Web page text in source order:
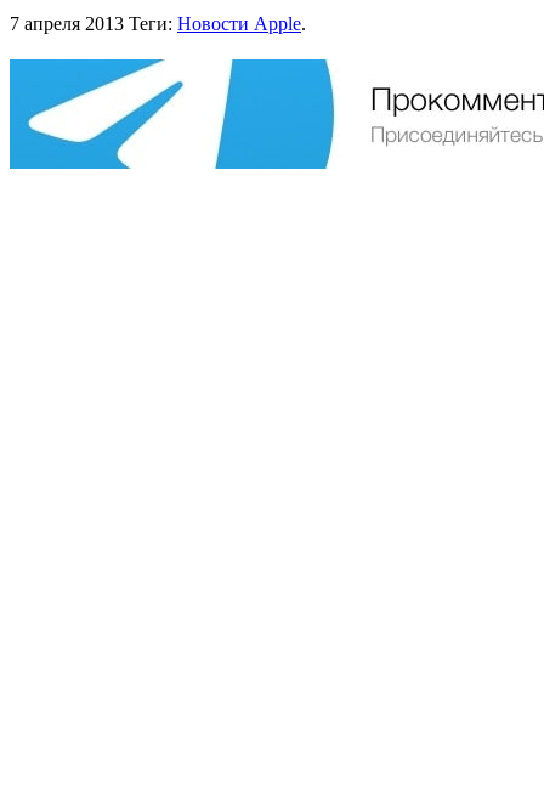
7 апреля 2013 Теги: Новости Apple.